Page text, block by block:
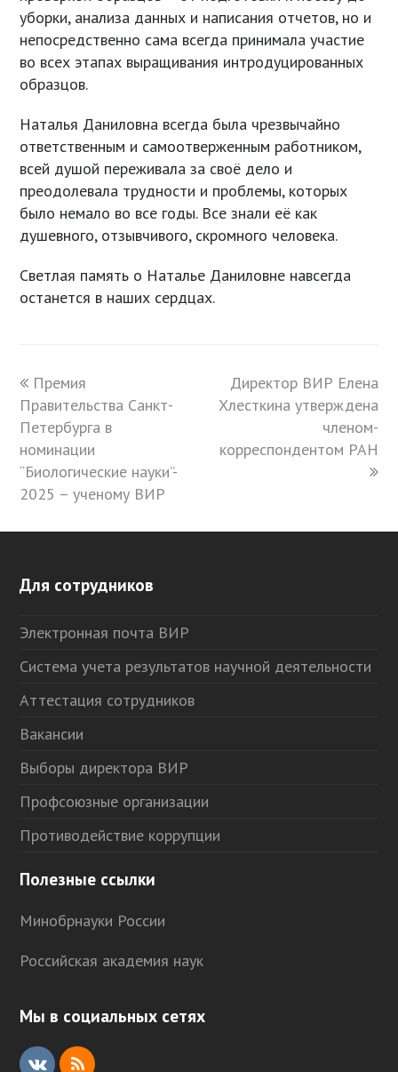
уборки, анализа данных и написания отчетов, но и
непосредственно сама всегда принимала участие
во всех этапах выращивания интродуцированных
образцов.
Наталья Даниловна всегда была чрезвычайно
ответственным и самоотверженным работником,
всей душой переживала за своё дело и
преодолевала трудности и проблемы, которых
было немало во все годы. Все знали её как
душевного, отзывчивого, скромного человека.
Светлая память о Наталье Даниловне навсегда
останется в наших сердцах.
previous
post:
Премия
Правительства Санкт-
Петербурга в
номинации
“Биологические науки”-
2025 – ученому ВИР
next
post:
Директор ВИР Елена
Хлесткина утверждена
членом-
корреспондентом РАН
Для сотрудников
Электронная почта ВИР
Система учета результатов научной деятельности
Аттестация сотрудников
Вакансии
Выборы директора ВИР
Профсоюзные организации
Противодействие коррупции
Полезные ссылки
Минобрнауки России
Российская академия наук
Мы в социальных сетях
V R